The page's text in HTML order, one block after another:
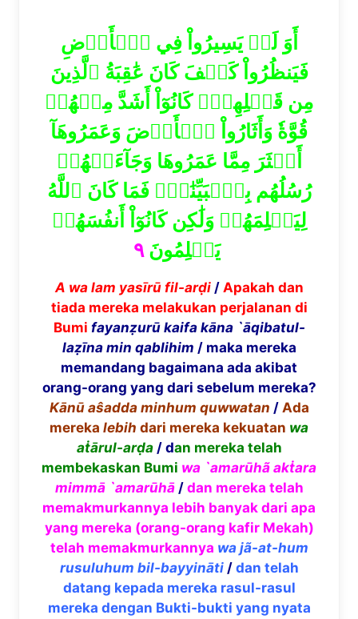
أَوَ لَمۡ يَسِيرُواْ فِي ٱلۡأَرۡضِ
فَيَنظُرُواْ كَيۡفَ كَانَ عَٰقِبَةُ ٱلَّذِينَ
مِن قَبۡلِهِمۡۚ كَانُوٓاْ أَشَدَّ مِنۡهُمۡ
قُوَّةٗ وَأَثَارُواْ ٱلۡأَرۡضَ وَعَمَرُوهَآ
أَكۡثَرَ مِمَّا عَمَرُوهَا وَجَآءَتۡهُمۡ
رُسُلُهُم بِٱلۡبَيِّنَٰتِۖ فَمَا كَانَ ٱللَّهُ
لِيَظۡلِمَهُمۡ وَلَٰكِن كَانُوٓاْ أَنفُسَهُمۡ
يَظۡلِمُونَ٩
A wa lam yasīrūfil-arḍi/ Apakah dan
tiada mereka melakukan perjalanan di
Bumi fayanẓurūkaifa kāna `āqibatul-
laẓīna min qablihim / maka mereka
memandang bagaimana ada akibat
orang-orang yang dari sebelum mereka?
Kānūaŝadda minhum quwwatan / Ada
mereka lebih dari mereka kekuatan wa
aṫārul-arḍa/ dan mereka telah
membekaskan Bumi wa `amarūhã akṫara
mimmā`amarūhā/ dan mereka telah
memakmurkannya lebih banyak dari apa
yang mereka (orang-orang kafir Mekah)
telah memakmurkannya wa jã-at-hum
rusuluhum bil-bayyināti/ dan telah
datang kepada mereka rasul-rasul
mereka dengan Bukti-bukti yang nyata